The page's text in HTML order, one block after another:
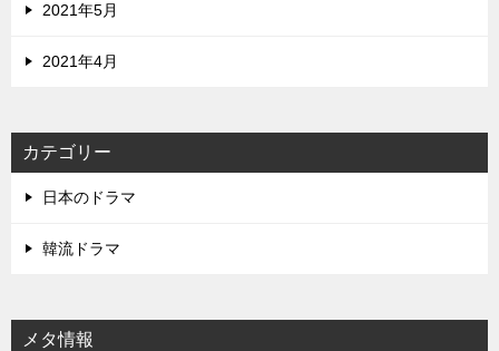
2021年5月
2021年4月
カテゴリー
日本のドラマ
韓流ドラマ
メタ情報